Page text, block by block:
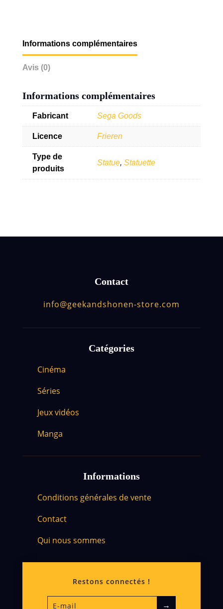
Informations complémentaires
Avis (0)
Informations complémentaires
Fabricant Sega Goods
Licence Frieren
Type de
produits
Statue, Statuette
Contact
info@geekandshonen-store.com
Catégories
Cinéma
Séries
Jeux vidéos
Manga
Informations
Conditions générales de vente
Contact
Qui nous sommes
Restons connectés !
→